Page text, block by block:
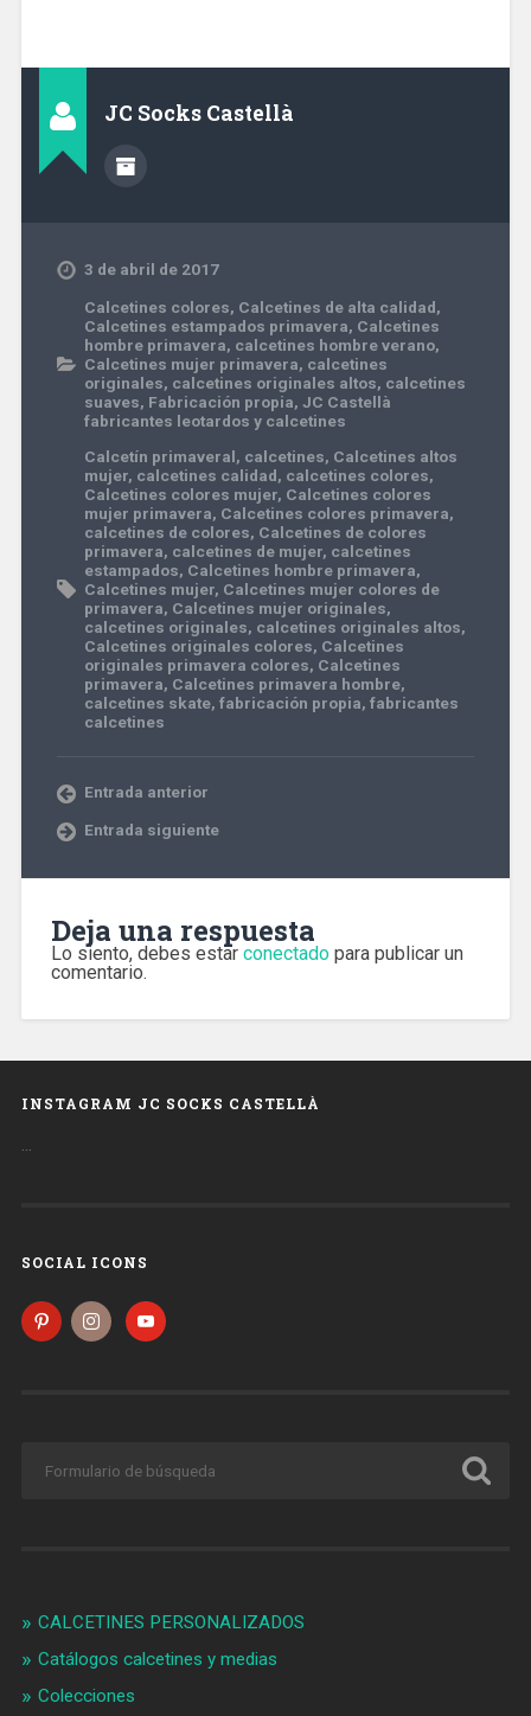
JC Socks Castellà
3 de abril de 2017
Calcetines colores, Calcetines de alta calidad,
Calcetines estampados primavera, Calcetines
hombre primavera, calcetines hombre verano,
Calcetines mujer primavera, calcetines
originales, calcetines originales altos, calcetines
suaves, Fabricación propia, JC Castellà
fabricantes leotardos y calcetines
Calcetín primaveral, calcetines, Calcetines altos
mujer, calcetines calidad, calcetines colores,
Calcetines colores mujer, Calcetines colores
mujer primavera, Calcetines colores primavera,
calcetines de colores, Calcetines de colores
primavera, calcetines de mujer, calcetines
estampados, Calcetines hombre primavera,
Calcetines mujer, Calcetines mujer colores de
primavera, Calcetines mujer originales,
calcetines originales, calcetines originales altos,
Calcetines originales colores, Calcetines
originales primavera colores, Calcetines
primavera, Calcetines primavera hombre,
calcetines skate, fabricación propia, fabricantes
calcetines
Entrada anterior
Entrada siguiente
Deja una respuesta
Lo siento, debes estar conectadopara publicar un
comentario.
INSTAGRAM JC SOCKS CASTELLÀ
…
SOCIAL ICONS
CALCETINES PERSONALIZADOS
Catálogos calcetines y medias
Colecciones